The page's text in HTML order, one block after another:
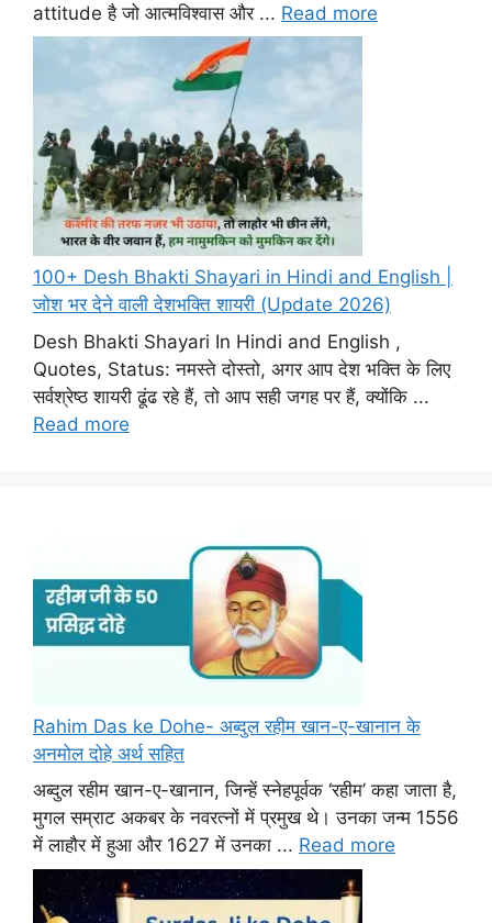
attitude है जो आत्मविश्वास और ... Read more
100+ Desh Bhakti Shayari in Hindi and English |
जोश भर देने वाली देशभक्ति शायरी (Update 2026)
Desh Bhakti Shayari In Hindi and English ,
Quotes, Status: नमस्ते दोस्तो, अगर आप देश भक्ति के लिए
सर्वश्रेष्ठ शायरी ढूंढ रहे हैं, तो आप सही जगह पर हैं, क्योंकि ...
Read more
Rahim Das ke Dohe- अब्दुल रहीम खान-ए-खानान के
अनमोल दोहे अर्थ सहित
अब्दुल रहीम खान-ए-खानान, जिन्हें स्नेहपूर्वक ‘रहीम’ कहा जाता है,
मुगल सम्राट अकबर के नवरत्नों में प्रमुख थे। उनका जन्म 1556
में लाहौर में हुआ और 1627 में उनका ... Read more